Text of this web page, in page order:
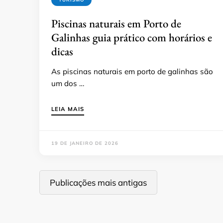
Piscinas naturais em Porto de
Galinhas guia prático com horários e
dicas
As piscinas naturais em porto de galinhas são
um dos …
LEIA MAIS
19 DE JANEIRO DE 2026
Navegação
porPublicações mais antigas